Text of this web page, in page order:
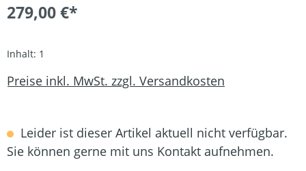
279,00 €*
Inhalt: 1
Preise inkl. MwSt. zzgl. Versandkosten
Leider ist dieser Artikel aktuell nicht verfügbar.
Sie können gerne mit uns Kontakt aufnehmen.